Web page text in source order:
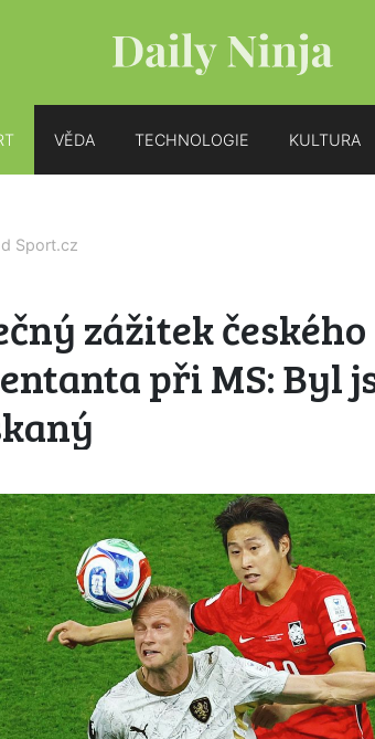
VĚDA TECHNOLOGIE KULTURA
Sport.cz
zážitek českého
při MS: Byl